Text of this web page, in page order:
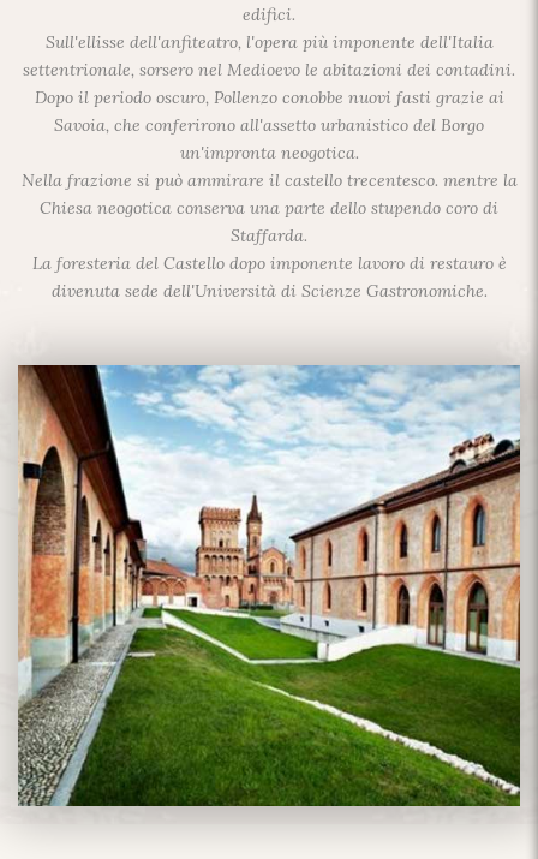
edifici.
Sull'ellisse dell'anfiteatro, l'opera più imponente dell'Italia
settentrionale, sorsero nel Medioevo le abitazioni dei contadini.
Dopo il periodo oscuro, Pollenzo conobbe nuovi fasti grazie ai
Savoia, che conferirono all'assetto urbanistico del Borgo
un'impronta neogotica.
Nella frazione si può ammirare il castello trecentesco. mentre la
Chiesa neogotica conserva una parte dello stupendo coro di
Staffarda.
La foresteria del Castello dopo imponente lavoro di restauro è
divenuta sede dell'Università di Scienze Gastronomiche.